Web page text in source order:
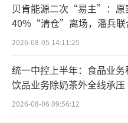
高瓴“半路”套现
高比例研发开支
的是迈科康9轮融资，
款的持续“输血”。
贝肯能源二次“易主”：原
40%“清仓”离场，潘兵联
宏科百世拟入主
2026-08-05 14:11:25
统一中控上半年：食品业务
饮品业务除奶茶外全线承压
2026-08-06 09:56:12